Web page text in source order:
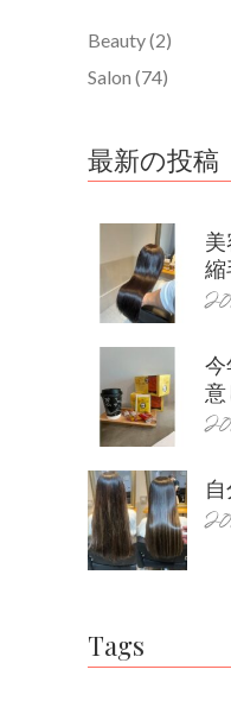
Beauty(2)
Salon (74)
最新の投稿
縮
意
Tags